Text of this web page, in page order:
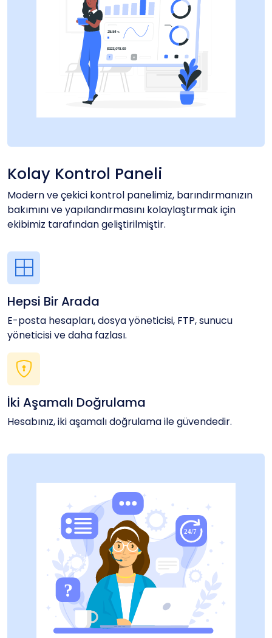
Kolay Kontrol Paneli
Modern ve çekici kontrol panelimiz, barındırmanızın
bakımını ve yapılandırmasını kolaylaştırmak için
ekibimiz tarafından geliştirilmiştir.
Hepsi Bir Arada
E-posta hesapları, dosya yöneticisi, FTP, sunucu
yöneticisi ve daha fazlası.
İki Aşamalı Doğrulama
Hesabınız, iki aşamalı doğrulama ile güvendedir.